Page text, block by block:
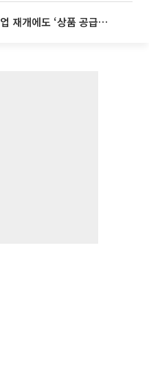
‘회생 D-3주’ 홈플러스, 영업 재개에도 ‘상품 공급망’ 복구가 생존 관건